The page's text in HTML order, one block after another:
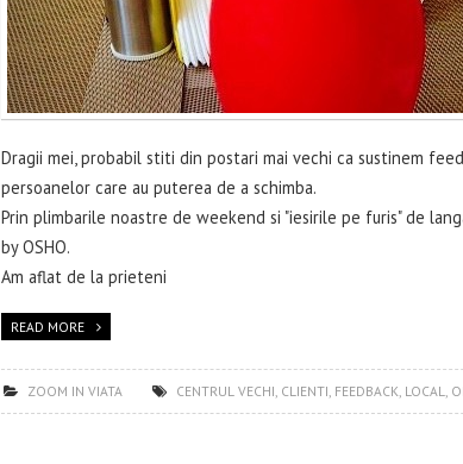
Dragii mei, probabil stiti din postari mai vechi ca sustinem
persoanelor care au puterea de a schimba.
Prin plimbarile noastre de weekend si "iesirile pe furis" de
by OSHO.
Am aflat de la prieteni
READ MORE
ZOOM IN VIATA CENTRUL VECHI, CLIENTI, FEEDBACK, LOCAL,